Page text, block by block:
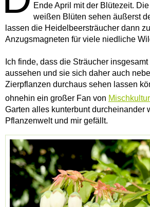
Ende April mit der Blütezeit.
weißen Blüten sehen äußerst
lassen die Heidelbeersträucher dann
Anzugsmagneten für viele niedliche
Ich finde, dass die Sträucher
aussehen und sie sich daher auch
Zierpflanzen durchaus sehen lassen
ohnehin ein großer Fan von Mischkultur
Garten alles kunterbunt durcheinander
Pflanzenwelt und mir gefällt.